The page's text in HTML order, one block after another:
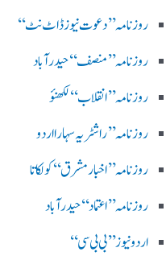
روز نامہ ’’ دعوت نیوز ڈاٹ نٹ‘‘
روزنامہ ’’ منصف‘‘ حیدر آباد
روزنامہ ’’ انقلاب‘‘ لکھنؤ
روز نامہ ’’راشٹریہ سہارا اردو
روزنامہ ’’اخبارمشرق‘‘ کولکاتا
روزنامہ ’’اعتماد‘‘ حیدرآباد
اردو نیوز ’’بی بی سی‘‘